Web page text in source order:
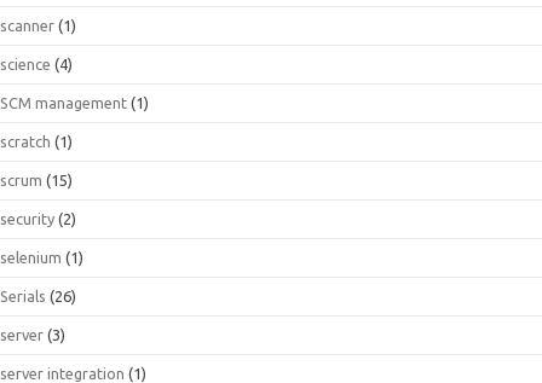
scanner (1)
science (4)
SCM management (1)
scratch (1)
scrum (15)
security (2)
selenium (1)
Serials (26)
server (3)
server integration (1)